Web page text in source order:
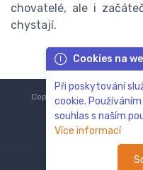
chovatelé, ale i
chystají.
Cookies na
Při poskytování
cookie.
souhlas s naším
Více informací
Copyright © 2018-2024